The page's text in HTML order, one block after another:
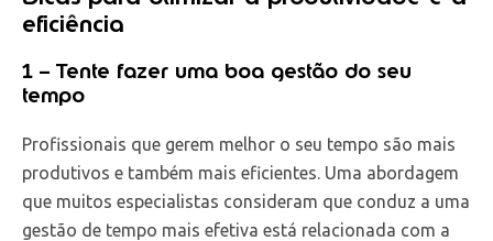
eficiência
1 – Tente fazer uma boa gestão do seu
tempo
Profissionais que gerem melhor o seu tempo são mais
produtivos e também mais eficientes. Uma abordagem
que muitos especialistas consideram que conduz a uma
gestão de tempo mais efetiva está relacionada com a